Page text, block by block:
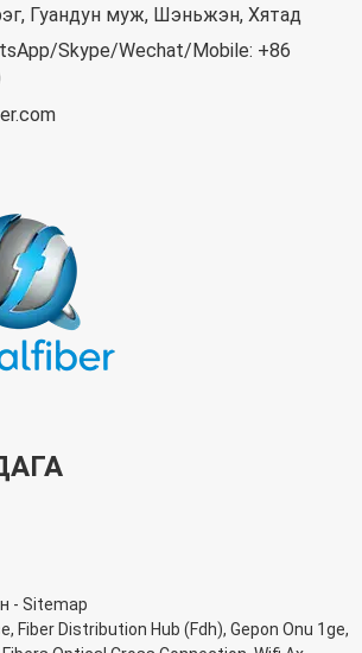
Гуандун муж, Шэньжэн, Хятад
Skype/Wechat/Mobile: +86
- Sitemap
, Fiber Distribution Hub (Fdh), Gepon Onu 1ge,